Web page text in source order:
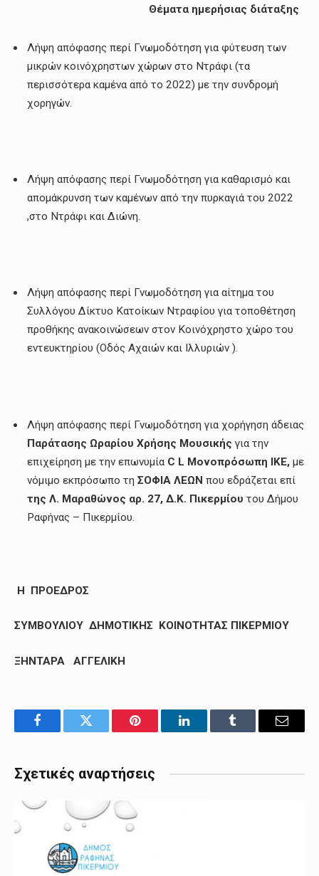
Θέματα ημερήσιας διάταξης
Λήψη απόφασης περί Γνωμοδότηση για φύτευση των
μικρών κοινόχρηστων χώρων στο Ντράφι (τα
περισσότερα καμένα από το 2022) με την συνδρομή
χορηγών.
Λήψη απόφασης περί Γνωμοδότηση για καθαρισμό και
απομάκρυνση των καμένων από την πυρκαγιά του 2022
,στο Ντράφι και Διώνη.
Λήψη απόφασης περί Γνωμοδότηση για αίτημα του
Συλλόγου Δίκτυο Κατοίκων Ντραφίου για τοποθέτηση
προθήκης ανακοινώσεων στον Κοινόχρηστο χώρο του
εντευκτηρίου (Οδός Αχαιών και Ιλλυριών ).
Λήψη απόφασης περί Γνωμοδότηση για χορήγηση άδειας
Παράτασης Ωραρίου Χρήσης Μουσικής για την
επιχείρηση με την επωνυμία C L Μονοπρόσωπη ΙΚΕ, με
νόμιμο εκπρόσωπο τη ΣΟΦΙΑ ΛΕΩΝ που εδράζεται επί
της Λ. Μαραθώνος αρ. 27, Δ.Κ. Πικερμίου του Δήμου
Ραφήνας – Πικερμίου.
Η ΠΡΟΕΔΡΟΣ
ΣΥΜΒΟΥΛΙΟΥ ΔΗΜΟΤΙΚΗΣ ΚΟΙΝΟΤΗΤΑΣ ΠΙΚΕΡΜΙΟΥ
ΞΗΝΤΑΡΑ ΑΓΓΕΛΙΚΗ
FacebookTwitter Pinterest LinkedInTumblr Email
Σχετικές αναρτήσεις